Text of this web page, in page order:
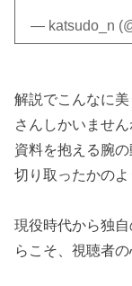
— katsudo_n
解説でこんなに
さんしかいませ
資料を抱える腕
切り取ったかのよ
現役時代から独
らこそ、視聴者